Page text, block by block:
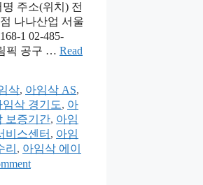
주소(위치) 전
나나산업 서울
1 02-485-
픽 공구 … Read
삭, 아임삭 AS,
임삭 경기도, 아
보증기간, 아임
비스센터 , 아임
리 , 아임삭 에이